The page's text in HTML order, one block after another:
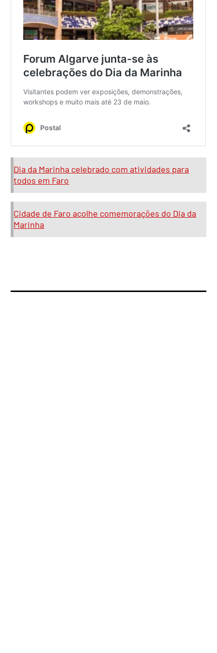
Dia da Marinha celebrado com atividades para
todos em Faro
Cidade de Faro acolhe comemorações do Dia da
Marinha